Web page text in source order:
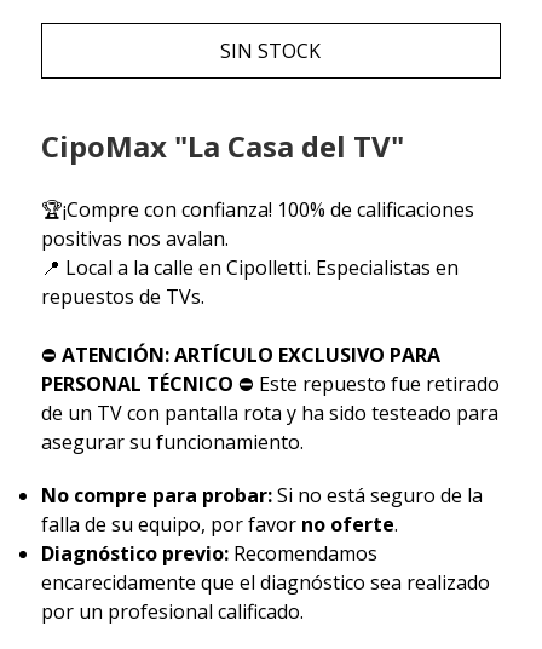
SIN STOCK
CipoMax "La Casa del TV"
🏆¡Compre con confianza! 100% de calificaciones
positivas nos avalan.
📍 Local a la calle en Cipolletti. Especialistas en
repuestos de TVs.
⛔ ATENCIÓN: ARTÍCULO EXCLUSIVO PARA
PERSONAL TÉCNICO ⛔ Este repuesto fue retirado
de un TV con pantalla rota y ha sido testeado para
asegurar su funcionamiento.
No compre para probar:Si no está seguro de la
falla de su equipo, por favor no oferte.
Diagnóstico previo:Recomendamos
encarecidamente que el diagnóstico sea realizado
por un profesional calificado.